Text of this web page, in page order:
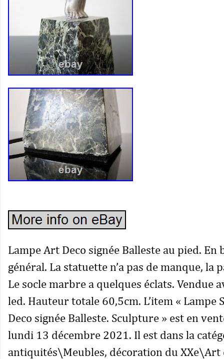
Lampe Art Deco signée Balleste au pied. En
général. La statuette n’a pas de manque, la
Le socle marbre a quelques éclats. Vendue
led. Hauteur totale 60,5cm. L’item « Lampe
Deco signée Balleste. Sculpture » est en
lundi 13 décembre 2021. Il est dans la
antiquités\Meubles, décoration du XXe\Art